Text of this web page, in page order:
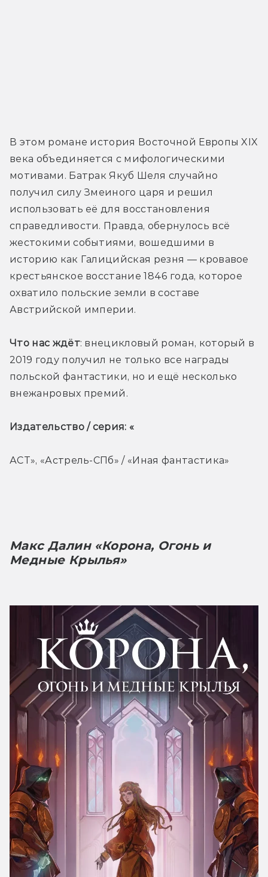
В этом романе история Восточной Европы XIX
века объединяется с мифологическими
мотивами. Батрак Якуб Шеля случайно
получил силу Змеиного царя и решил
использовать её для восстановления
справедливости. Правда, обернулось всё
жестокими событиями, вошедшими в
историю как Галицийская резня — кровавое
крестьянское восстание 1846 года, которое
охватило польские земли в составе
Австрийской империи.
Что нас ждёт: внецикловый роман, который в
2019 году получил не только все награды
польской фантастики, но и ещё несколько
внежанровых премий.
Издательство / серия: «
АСТ», «Астрель-СПб» / «Иная фантастика»
Макс Далин «Корона, Огонь и
Медные Крылья»